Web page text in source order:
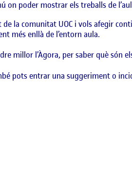
on poder mostrar els treballs de
de la comunitat UOC i vols afegir
més enllà de l’entorn aula.
millor l’Àgora, per saber què són
pots entrar una suggeriment o